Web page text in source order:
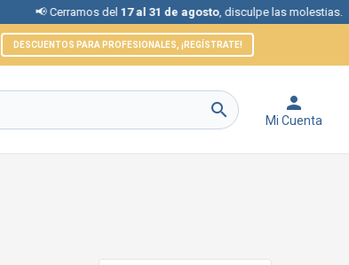
📢 Cerramos del17 al 31 de agosto, disculpe las molestias.
DESCUENTOS PARA PROFESIONALES, ¡REGÍSTRATE!
 
Mi Cuenta